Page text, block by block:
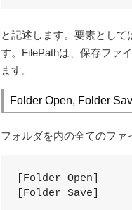
と記述します。要素として
す。FilePathは、保存ファ
ます。
Folder Open, Folder
フォルダを内の全てのファ
[Folder Open]
[Folder Save]